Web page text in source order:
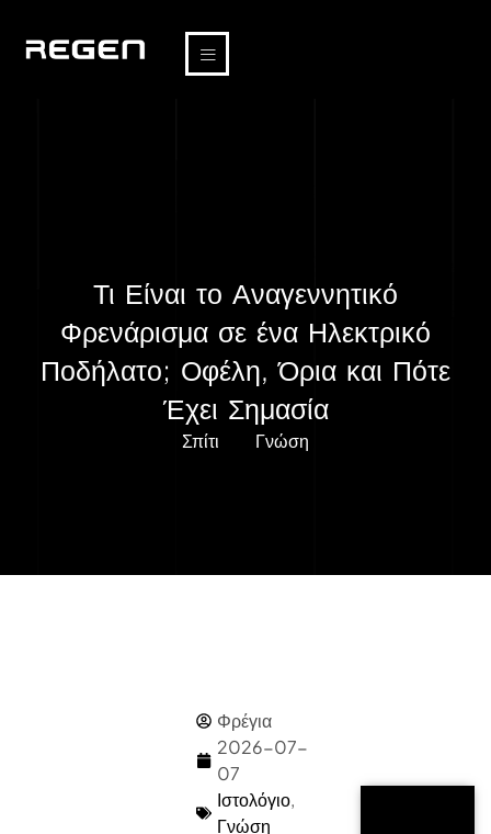
Τι Είναι το Αναγεννητικό
Φρενάρισμα σε ένα Ηλεκτρικό
Ποδήλατο; Οφέλη, Όρια και Πότε
Έχει Σημασία
Σπίτι Γνώση
Φρέγια
2026-07-
07
Ιστολόγιο,
Γνώση